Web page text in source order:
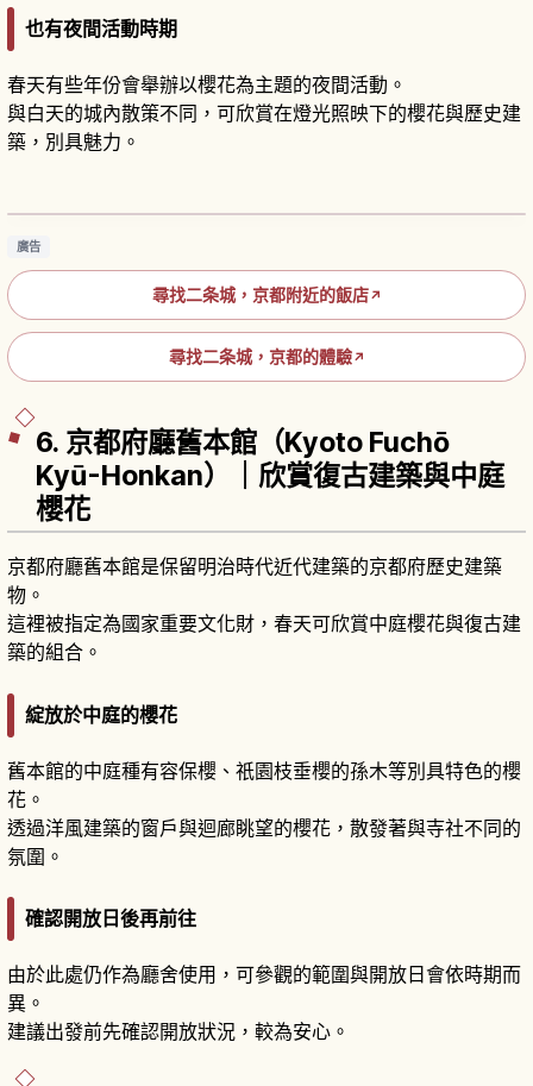
也有夜間活動時期
春天有些年份會舉辦以櫻花為主題的夜間活動。
與白天的城內散策不同，可欣賞在燈光照映下的櫻花與歷史建
築，別具魅力。
京都二條城：世界遺產名城的必看重點與參觀攻
廣告
尋找二条城，京都附近的飯店↗
尋找二条城，京都的體驗↗
6. 京都府廳舊本館（Kyoto Fuchō
Kyū-Honkan）｜欣賞復古建築與中庭
櫻花
京都府廳舊本館是保留明治時代近代建築的京都府歷史建築
物。
這裡被指定為國家重要文化財，春天可欣賞中庭櫻花與復古建
築的組合。
綻放於中庭的櫻花
舊本館的中庭種有容保櫻、祇園枝垂櫻的孫木等別具特色的櫻
花。
透過洋風建築的窗戶與迴廊眺望的櫻花，散發著與寺社不同的
氛圍。
確認開放日後再前往
由於此處仍作為廳舍使用，可參觀的範圍與開放日會依時期而
異。
建議出發前先確認開放狀況，較為安心。